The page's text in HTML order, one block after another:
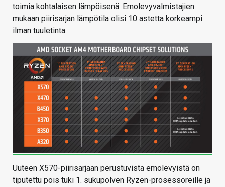
toimia kohtalaisen lämpöisenä. Emolevyvalmistajien
mukaan piirisarjan lämpötila olisi 10 astetta korkeampi
ilman tuuletinta.
Uuteen X570-piirisarjaan perustuvista emolevyistä on
tiputettu pois tuki 1. sukupolven Ryzen-prosessoreille ja